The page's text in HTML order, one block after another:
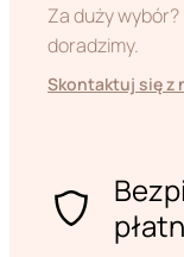
Za duży
doradzimy.
Skontaktuj się z